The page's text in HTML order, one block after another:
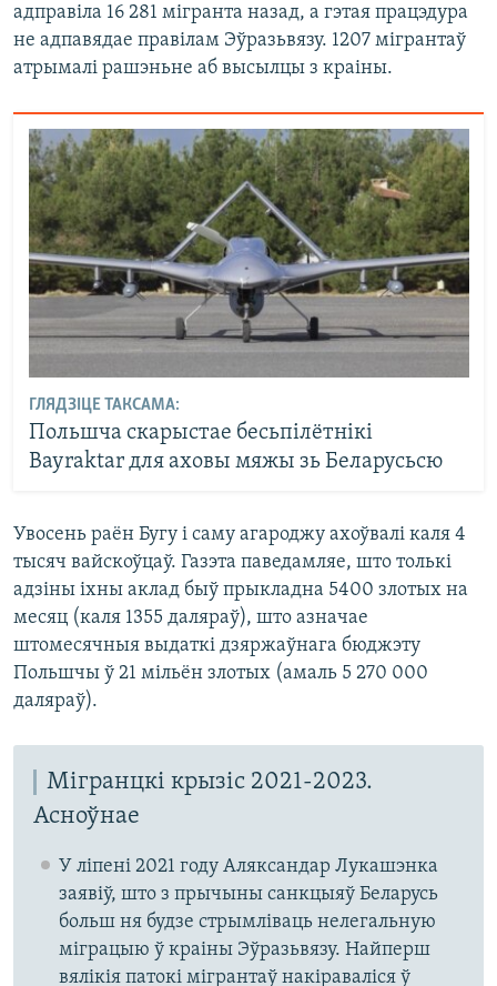
адправіла 16 281 мігранта назад, а гэтая працэдура
не адпавядае правілам Эўразьвязу. 1207 мігрантаў
атрымалі рашэньне аб высылцы з краіны.
ГЛЯДЗІЦЕ ТАКСАМА:
Польшча скарыстае бесьпілётнікі
Bayraktar для аховы мяжы зь Беларусьсю
Увосень раён Бугу і саму агароджу ахоўвалі каля 4
тысяч вайскоўцаў. Газэта паведамляе, што толькі
адзіны іхны аклад быў прыкладна 5400 злотых на
месяц (каля 1355 даляраў), што азначае
штомесячныя выдаткі дзяржаўнага бюджэту
Польшчы ў 21 мільён злотых (амаль 5 270 000
даляраў).
Мігранцкі крызіс 2021-2023.
Асноўнае
У ліпені 2021 году Аляксандар Лукашэнка
заявіў, што з прычыны санкцыяў Беларусь
больш ня будзе стрымліваць нелегальную
міграцыю ў краіны Эўразьвязу. Найперш
вялікія патокі мігрантаў накіраваліся ў